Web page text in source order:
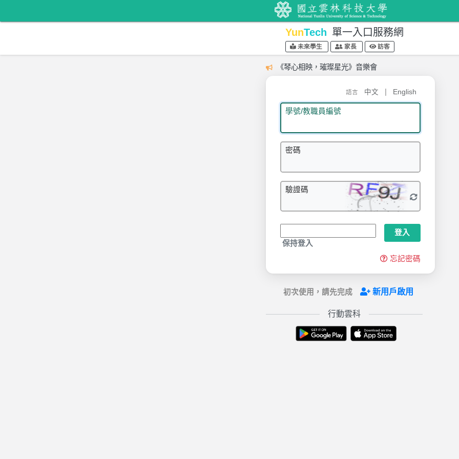
YunTech 單一入口服務網
未來學生 家長 訪客
《琴心相映，璀璨星光》音樂會
語言 中文 English
學號/教職員編號
密碼
驗證碼
保持登入
登入
忘記密碼
初次使用，請先完成 新用戶啟用
行動雲科